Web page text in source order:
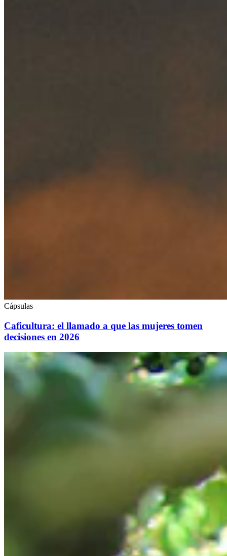
Cápsulas
Caficultura: el llamado a que las mujeres tomen
decisiones en 2026